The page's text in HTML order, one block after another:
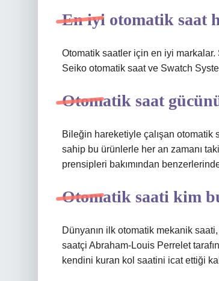
En iyi otomatik saat
Otomatik saatler için en iyi markalar.
Seiko otomatik saat ve Swatch
Otomatik saat
Bileğin hareketiyle çalışan
sahip bu ürünlerle her an zamanı
prensipleri bakımından
Otomatik saati kim
Dünyanın ilk otomatik mekanik
saatçi Abraham-Louis Perrelet
kendini kuran kol saatini icat ettiği